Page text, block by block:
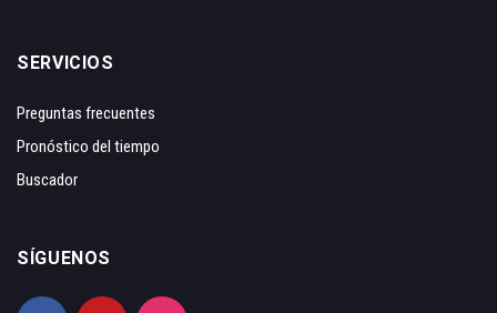
SERVICIOS
Preguntas frecuentes
Pronóstico del tiempo
Buscador
SÍGUENOS